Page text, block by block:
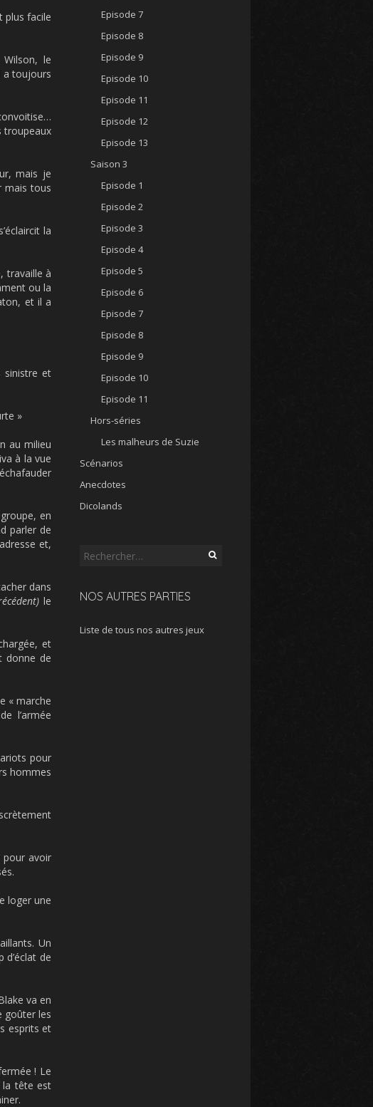
plus facile
le
a toujours
troupeaux
mais je
mais tous
la
travaille à
ou la
et il a
sinistre et
»
au milieu
à la vue
en
parler de
et,
dans
le
et
donne de
« marche
l’armée
pour
hommes
pour avoir
loger une
Un
de
va en
goûter les
esprits et
! Le
la tête est
Episode 7
Episode 8
Episode 9
Episode 10
Episode 11
Episode 12
Episode 13
Saison 3
Episode 1
Episode 2
Episode 3
Episode 4
Episode 5
Episode 6
Episode 7
Episode 8
Episode 9
Episode 10
Episode 11
Hors-séries
Les malheurs de Suzie
Scénarios
Anecdotes
Dicolands
Rechercher :
NOS AUTRES PARTIES
Liste de tous nos autres jeux